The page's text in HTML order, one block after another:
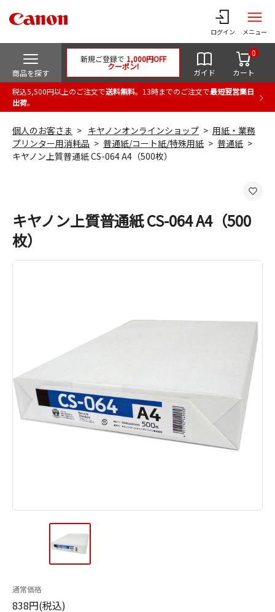
ログイン メニュー
商品を探す
新規ご登録で 1,000円OFF
クーポン!
ガイド カート
0
税込5,500円以上のご注文で送料無料。13時までのご注文で最短翌営業日
出荷。
個人のお客さま キヤノンオンラインショップ
用紙・業務
プリンター用消耗品
普通紙/コート紙/特殊用紙
普通紙
キヤノン上質普通紙 CS-064 A4（500枚）
キヤノン上質普通紙 CS-064 A4（500
枚）
通常価格
838円(税込)